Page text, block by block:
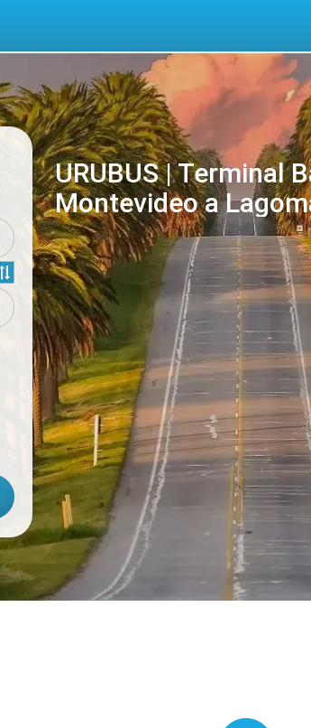
URUBUS | Terminal
Montevideo a